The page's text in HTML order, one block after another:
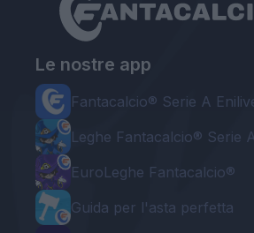
Le nostre app
Fantacalcio® Serie A
Leghe Fantacalcio® Serie
EuroLeghe Fantacalcio®
Guida per l'asta perfetta